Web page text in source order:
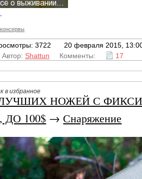
3722
20 февраля 2015,
Автор: Shattun Комменты: 17
в избранное
НОЖЕЙ С
100$ → Снаряжение